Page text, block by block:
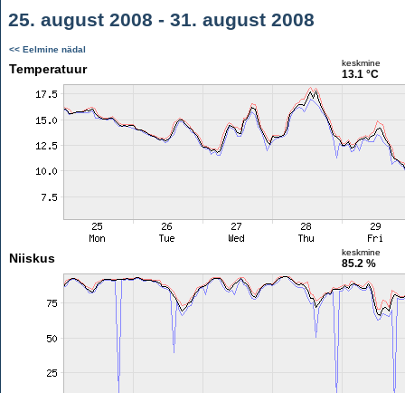
25. august 2008 - 31. august 2008
<< Eelmine nädal
Temperatuur keskmine
13.1 °C
Niiskus keskmine
85.2 %